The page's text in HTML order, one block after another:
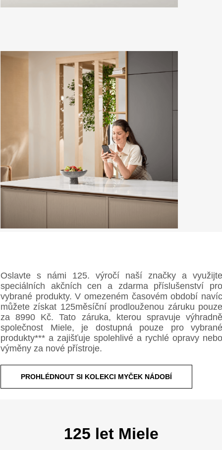
Oslavte s námi 125. výročí naší značky a využijte
speciálních akčních cen a zdarma příslušenství pro
vybrané produkty. V omezeném časovém období navíc
můžete získat 125měsíční prodlouženou záruku pouze
za 8990 Kč. Tato záruka, kterou spravuje výhradně
společnost Miele, je dostupná pouze pro vybrané
produkty*** a zajišťuje spolehlivé a rychlé opravy nebo
výměny za nové přístroje.
PROHLÉDNOUT SI KOLEKCI MYČEK NÁDOBÍ
125 let Miele